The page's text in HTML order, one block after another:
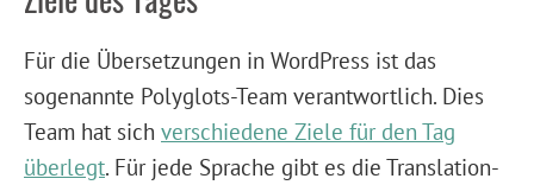
Für die Übersetzungen in WordPress ist das
sogenannte Polyglots-Team verantwortlich. Dies
Team hat sich verschiedene Ziele für den Tag
überlegt. Für jede Sprache gibt es die Translation-